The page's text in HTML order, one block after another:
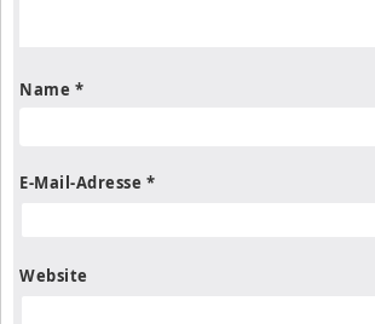
Name *
E-Mail-Adresse *
Website